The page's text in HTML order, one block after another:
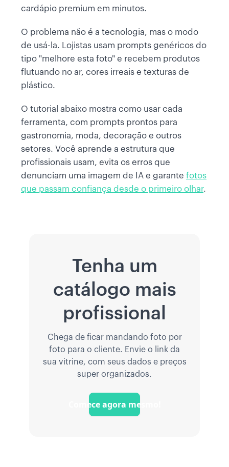
cardápio premium em minutos.
O problema não é a tecnologia, mas o modo
de usá-la. Lojistas usam prompts genéricos do
tipo "melhore esta foto" e recebem produtos
flutuando no ar, cores irreais e texturas de
plástico.
O tutorial abaixo mostra como usar cada
ferramenta, com prompts prontos para
gastronomia, moda, decoração e outros
setores. Você aprende a estrutura que
profissionais usam, evita os erros que
denunciam uma imagem de IA e garante fotos
que passam confiança desde o primeiro olhar.
Tenha um
catálogo mais
profissional
Chega de ficar mandando foto por
foto para o cliente. Envie o link da
sua vitrine, com seus dados e preços
super organizados.
Comece agora mesmo!